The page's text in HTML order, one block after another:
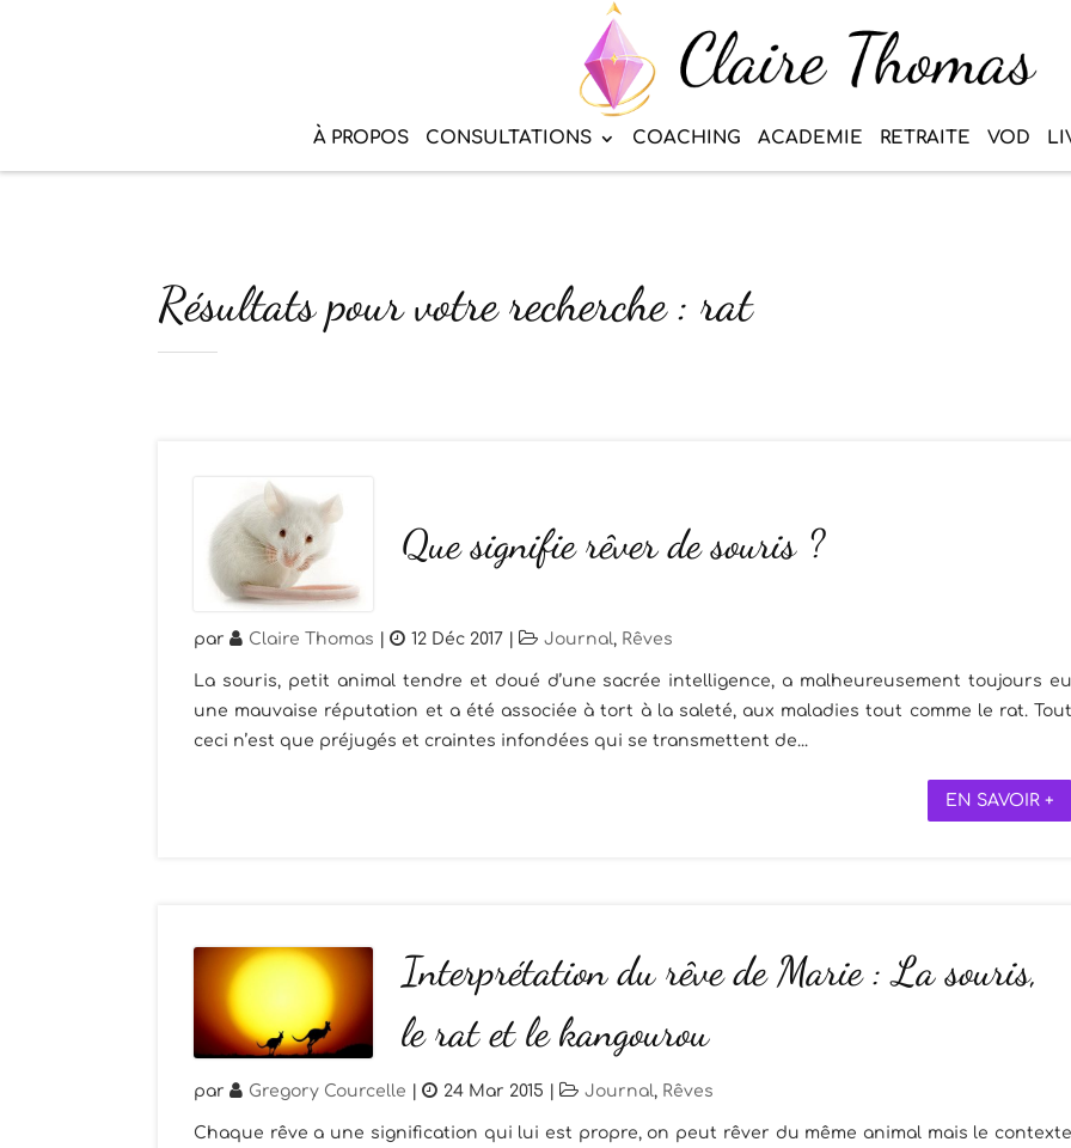
À PROPOS CONSULTATIONS COACHING ACADEMIE RETRAITE VOD
Résultats pour votre recherche : rat
Que signifie rêver de souris ?
par Claire Thomas 12 Déc 2017 Journal, Rêves
La souris, petit animal tendre et doué d’une sacrée intelligence, a malheureusement toujours eu
une mauvaise réputation et a été associée à tort à la saleté, aux maladies tout comme le rat. Tout
ceci n’est que préjugés et craintes infondées qui se transmettent de...
EN SAVOIR +
Interprétation du rêve de Marie : La souris,
le rat et le kangourou
par Gregory Courcelle 24 Mar 2015 Journal, Rêves
Chaque rêve a une signification qui lui est propre, on peut rêver du même animal mais le contexte